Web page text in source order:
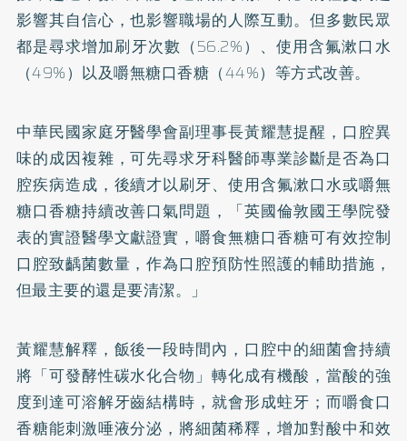
影響其自信心，也影響職場的人際互動。但多數民眾
都是尋求增加刷牙次數（56.2%）、使用含氟漱口水
（49%）以及嚼無糖口香糖（44%）等方式改善。
中華民國家庭牙醫學會副理事長黃耀慧提醒，口腔異
味的成因複雜，可先尋求牙科醫師專業診斷是否為口
腔疾病造成，後續才以刷牙、使用含氟漱口水或嚼無
糖口香糖持續改善口氣問題，「英國倫敦國王學院發
表的實證醫學文獻證實，嚼食無糖口香糖可有效控制
口腔致齲菌數量，作為口腔預防性照護的輔助措施，
但最主要的還是要清潔。」
黃耀慧解釋，飯後一段時間內，口腔中的細菌會持續
將「可發酵性碳水化合物」轉化成有機酸，當酸的強
度到達可溶解牙齒結構時，就會形成蛀牙 ；而嚼食口
香糖能刺激唾液分泌，將細菌稀釋，增加對酸中和效